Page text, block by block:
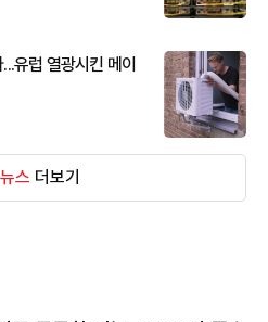
유럽 열광시킨 메이
스 더보기